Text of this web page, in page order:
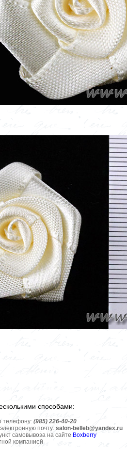
способами:
телефону: (985) 226-40-20
почту: salon-belleb@yandex.ru
самовывоза на сайте Boxberry
компанией